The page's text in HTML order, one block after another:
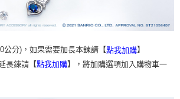
分)，如果需要加長本鍊請【點我加購】
長鍊請【點我加購】，將加購選項加入購物車一